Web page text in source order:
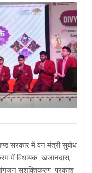
सरकार में वन मंत्री सुबोध
में विधायक खजानदास,
सशक्तिकरण प्रकाश